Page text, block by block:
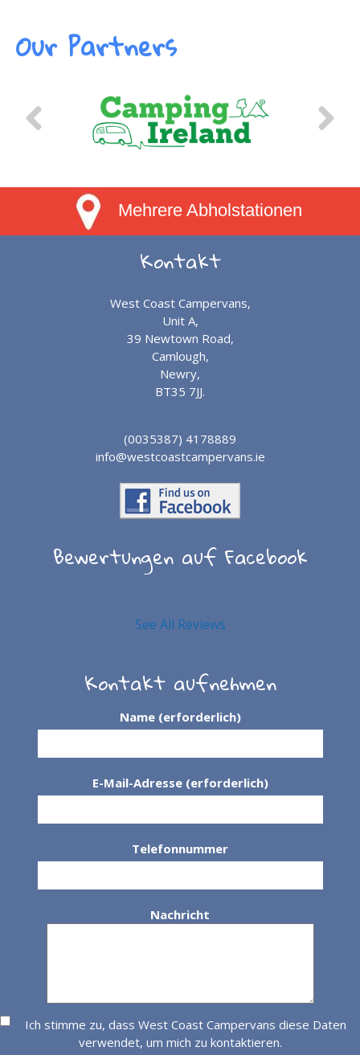
Our Partners
Mehrere Abholstationen
Kontakt
West Coast Campervans,
Unit A,
39 Newtown Road,
Camlough,
Newry,
BT35 7JJ.
(0035387) 4178889
info@westcoastcampervans.ie
Bewertungen auf Facebook
See All Reviews
Kontakt aufnehmen
Name (erforderlich)
E-Mail-Adresse (erforderlich)
Telefonnummer
Nachricht
Ich stimme zu, dass West Coast Campervans diese Daten
verwendet, um mich zu kontaktieren.